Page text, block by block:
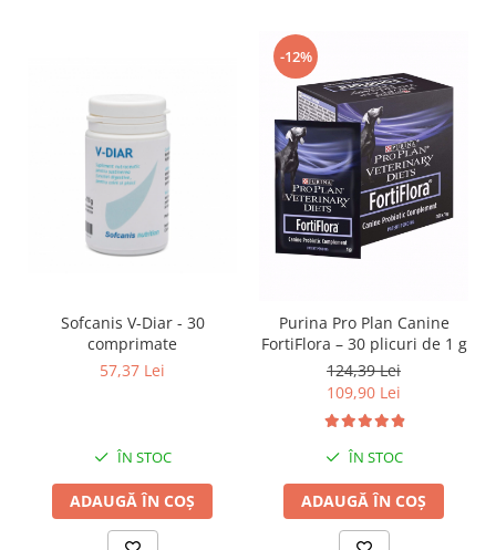
Sofcanis V-Diar - 30
comprimate
57,37 Lei
ÎN STOC
ADAUGĂ ÎN COȘ
-12%
Purina Pro Plan Canine
FortiFlora – 30 plicuri de 1 g
124,39 Lei
109,90 Lei
ÎN STOC
ADAUGĂ ÎN COȘ